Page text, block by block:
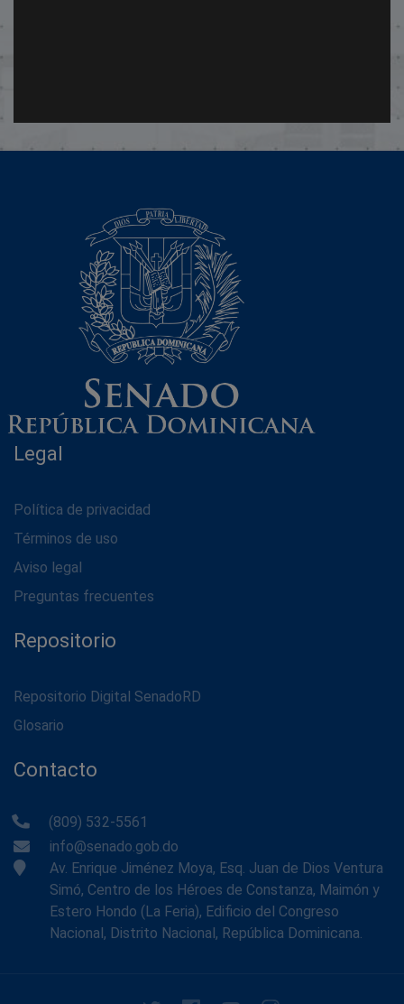
Legal
Política de privacidad
Términos de uso
Aviso legal
Preguntas frecuentes
Repositorio
Repositorio Digital SenadoRD
Glosario
Contacto
(809) 532-5561
info@senado.gob.do
Av. Enrique Jiménez Moya, Esq. Juan de Dios Ventura
Simó, Centro de los Héroes de Constanza, Maimón y
Estero Hondo (La Feria), Edificio del Congreso
Nacional, Distrito Nacional, República Dominicana.